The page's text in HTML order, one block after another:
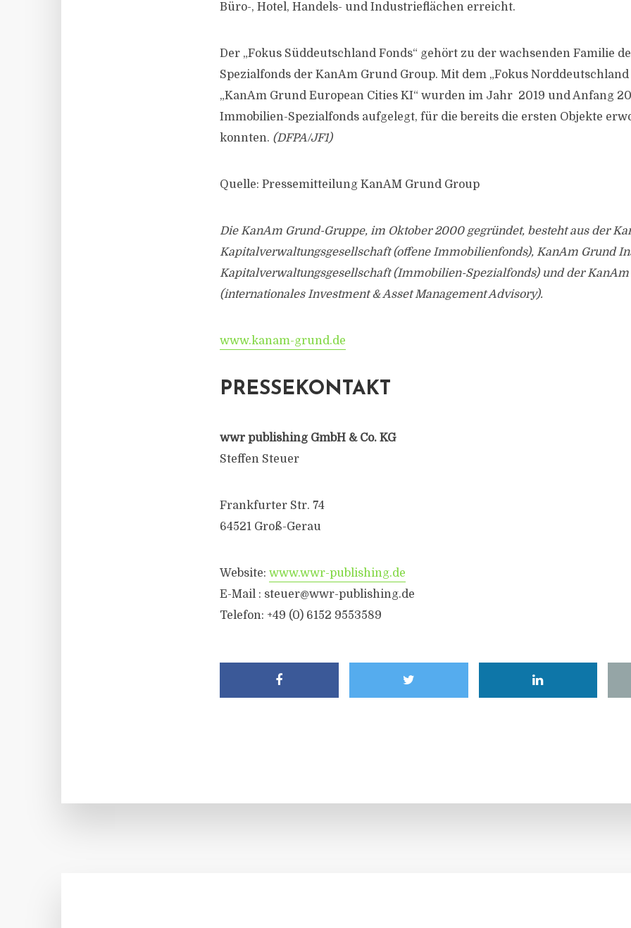
Büro-, Hotel, Handels- und Industrieflächen erreicht.
Der „Fokus Süddeutschland Fonds“ gehört zu der wachsenden Familie
Spezialfonds der KanAm Grund Group. Mit dem „Fokus Norddeutschland
„KanAm Grund European Cities KI“ wurden im Jahr 2019 und Anfang
Immobilien-Spezialfonds aufgelegt, für die bereits die ersten Objekte
konnten. (DFPA/JF1)
Quelle: Pressemitteilung KanAM Grund Group
Die KanAm Grund-Gruppe, im Oktober 2000 gegründet, besteht aus der
Kapitalverwaltungsgesellschaft (offene Immobilienfonds), KanAm Grund
Kapitalverwaltungsgesellschaft (Immobilien-Spezialfonds) und der KanAm
(internationales Investment & Asset Management Advisory).
www.kanam-grund.de
PRESSEKONTAKT
wwr publishing GmbH & Co. KG
Steffen Steuer
Frankfurter Str. 74
64521 Groß-Gerau
Website: www.wwr-publishing.de
E-Mail : steuer@wwr-publishing.de
Telefon: +49 (0) 6152 9553589